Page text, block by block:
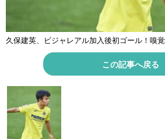
久保建英、ビジャレアル加入後初ゴール！嗅
この記事へ戻る